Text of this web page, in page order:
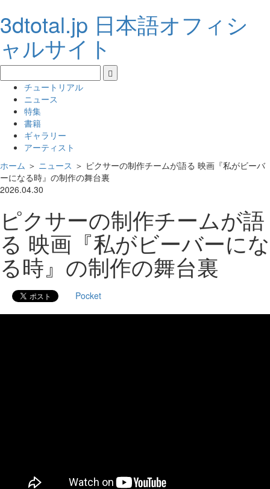
3dtotal.jp 日本語オフィシ
ャルサイト
チュートリアル
ニュース
特集
書籍
ギャラリー
アーティスト
ホーム ＞ ニュース ＞ ピクサーの制作チームが語る 映画『私がビーバ
ーになる時』の制作の舞台裏
2026.04.30
ピクサーの制作チームが語
る 映画『私がビーバーにな
る時』の制作の舞台裏
Pocket